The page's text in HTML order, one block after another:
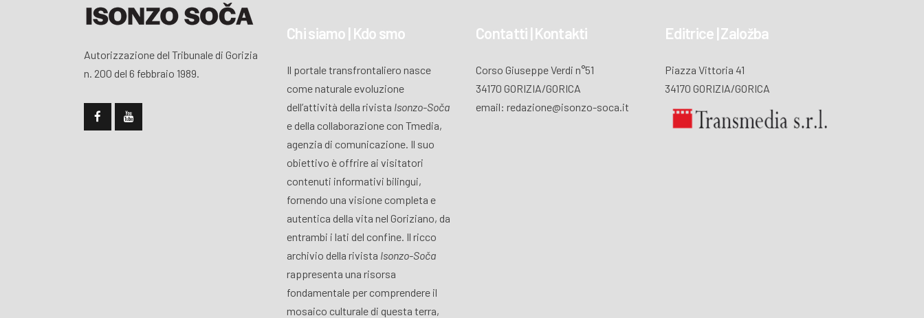
Autorizzazione del Tribunale di Gorizia
n. 200 del 6 febbraio 1989.
Chi siamo | Kdo smo
Il portale transfrontaliero nasce
come naturale evoluzione
dell’attività della rivista Isonzo-Soča
e della collaborazione con Tmedia,
agenzia di comunicazione. Il suo
obiettivo è offrire ai visitatori
contenuti informativi bilingui,
fornendo una visione completa e
autentica della vita nel Goriziano, da
entrambi i lati del confine. Il ricco
archivio della rivista Isonzo-Soča
rappresenta una risorsa
fondamentale per comprendere il
mosaico culturale di questa terra,
Contatti | Kontakti
Corso Giuseppe Verdi n°51
34170 GORIZIA/GORICA
email: redazione@isonzo-soca.it
Editrice | Založba
Piazza Vittoria 41
34170 GORIZIA/GORICA